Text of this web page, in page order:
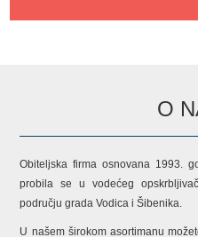
O
Obiteljska firma osnovana 1993.
probila se u vodećeg
području grada Vodica i Šibenika.
U našem širokom asortimanu